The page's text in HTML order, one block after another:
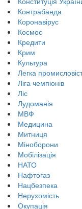
Контрабанда
Коронавірус
Космос
Кредити
Крим
Культура
Легка
Ліга чемпіонів
Ліс
Лудоманія
МВФ
Медицина
Митниця
Міноборони
Мобілізація
НАТО
Нафтогаз
Нацбезпека
Нерухомість
Окупація